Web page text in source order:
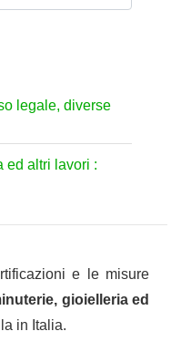
legale, diverse
ed altri lavori :
e le misure
gioielleria ed
in Italia.